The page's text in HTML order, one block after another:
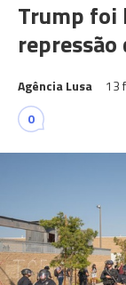
Trump foi
Agência Lusa 13
0